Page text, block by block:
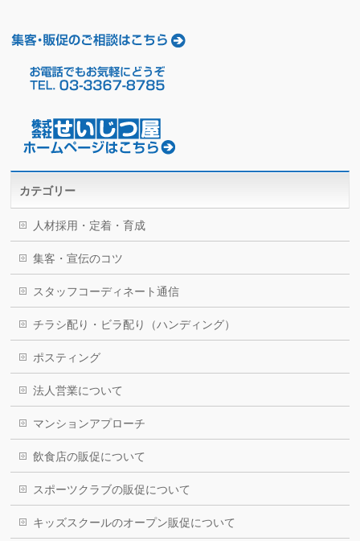
カテゴリー
人材採用・定着・育成
集客・宣伝のコツ
スタッフコーディネート通信
チラシ配り・ビラ配り（ハンディング）
ポスティング
法人営業について
マンションアプローチ
飲食店の販促について
スポーツクラブの販促について
キッズスクールのオープン販促について